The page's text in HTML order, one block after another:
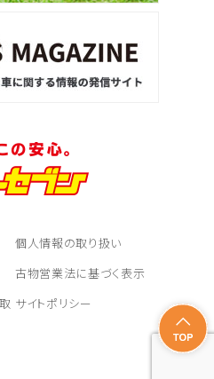
個人情報の取り扱い
古物営業法に基づく表示
サイトポリシー